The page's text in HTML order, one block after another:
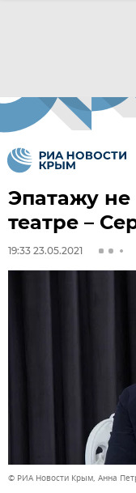
Эпатажу не
театре –
19:33 23.05.2021
© РИА Новости Крым, Анна